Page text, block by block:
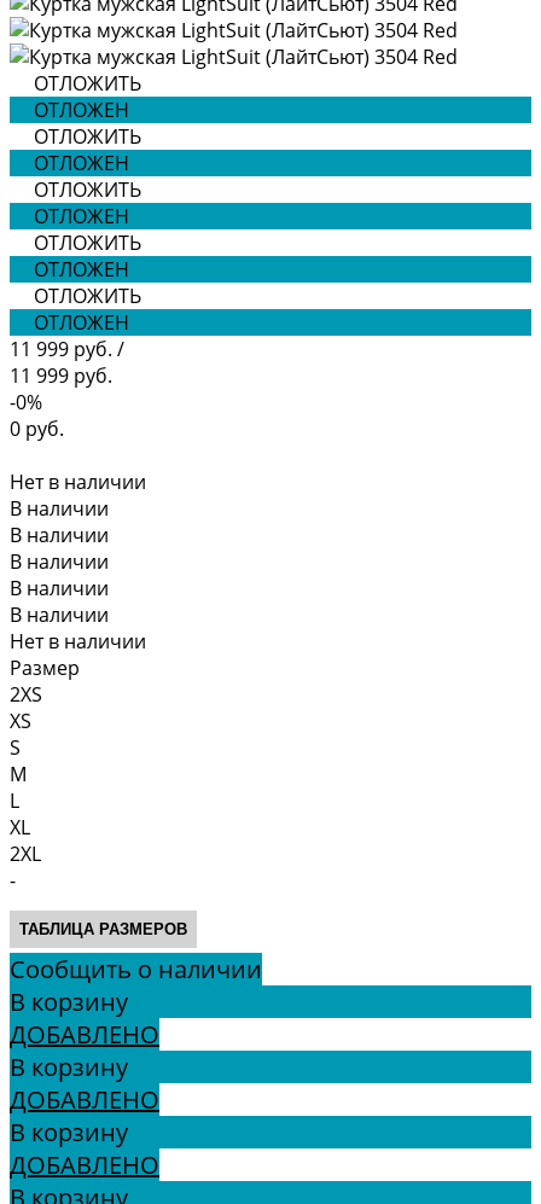
ОТЛОЖИТЬ
ОТЛОЖЕН
ОТЛОЖИТЬ
ОТЛОЖЕН
ОТЛОЖИТЬ
ОТЛОЖЕН
ОТЛОЖИТЬ
ОТЛОЖЕН
ОТЛОЖИТЬ
ОТЛОЖЕН
11 999 руб. /
11 999 руб.
-0%
0 руб.
Нет в наличии
В наличии
В наличии
В наличии
В наличии
В наличии
Нет в наличии
Размер
2XS
XS
S
M
L
XL
2XL
-
ТАБЛИЦА РАЗМЕРОВ
Сообщить о наличии
В корзину
ДОБАВЛЕНО
В корзину
ДОБАВЛЕНО
В корзину
ДОБАВЛЕНО
В корзину